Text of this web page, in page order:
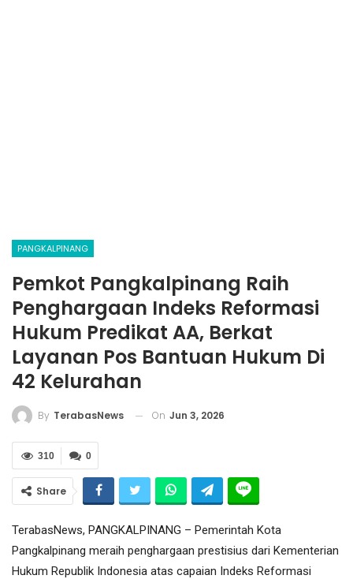
PANGKALPINANG
Pemkot Pangkalpinang Raih
Penghargaan Indeks Reformasi
Hukum Predikat AA, Berkat
Layanan Pos Bantuan Hukum Di
42 Kelurahan
By TerabasNews On Jun 3, 2026
0
310
Share
TerabasNews, PANGKALPINANG – Pemerintah Kota
Pangkalpinang meraih penghargaan prestisius dari Kementerian
Hukum Republik Indonesia atas capaian Indeks Reformasi